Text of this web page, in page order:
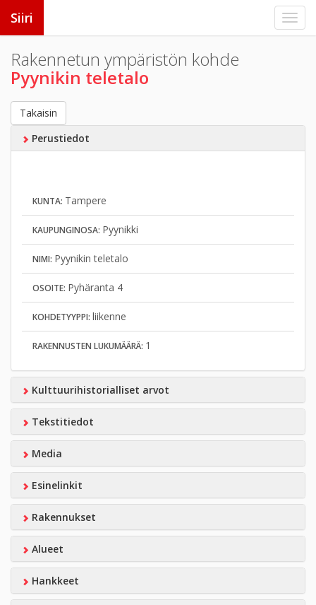
Siiri
Rakennetun ympäristön kohde
Pyynikin teletalo
Takaisin
Perustiedot
KUNTA: Tampere
KAUPUNGINOSA: Pyynikki
NIMI: Pyynikin teletalo
OSOITE: Pyhäranta 4
KOHDETYYPPI: liikenne
RAKENNUSTEN LUKUMÄÄRÄ: 1
Kulttuurihistorialliset arvot
Tekstitiedot
Media
Esinelinkit
Rakennukset
Alueet
Hankkeet